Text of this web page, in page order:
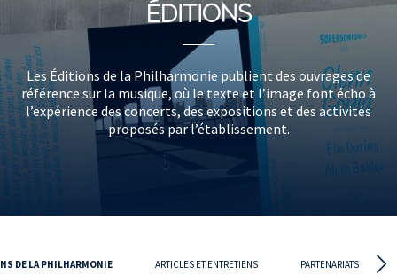
ÉDITIONS
Les Éditions de la Philharmonie publient des ouvrages de
référence sur la musique, où le texte et l’image font écho à
l’expérience des concerts, des expositions et des activités
proposés par l’établissement.
DE LA PHILHARMONIE ARTICLES ET ENTRETIENS PARTENARIATS